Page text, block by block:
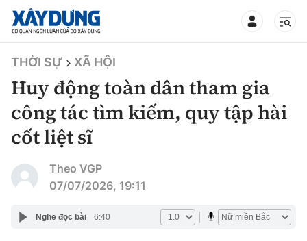
TIN BỘ XÂY DỰNG
CHUYÊN MỤC
Mới nhất
Thời sự
THỜI SỰ XÃ HỘI
Huy động toàn dân tham gia
công tác tìm kiếm, quy tập hài
cốt liệt sĩ
Theo VGP
07/07/2026, 19:11
Nghe đọc bài 6:40